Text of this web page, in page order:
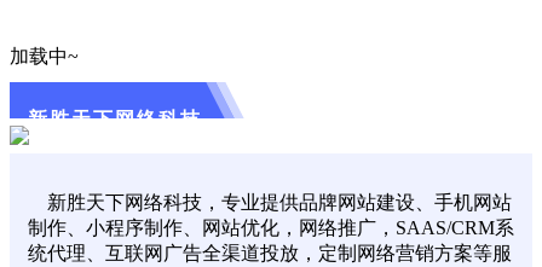
加载中~
新胜天下网络科技
新胜天下网络科技，专业提供品牌网站建设、手机网站
制作、小程序制作、网站优化，网络推广，SAAS/CRM系
统代理、互联网广告全渠道投放，定制网络营销方案等服